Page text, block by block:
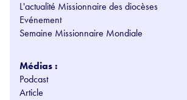
L'actualité Missionnaire des diocèses
Evénement
Semaine Missionnaire Mondiale
Médias :
Podcast
Article